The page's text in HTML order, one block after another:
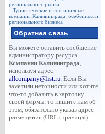
регионального рынка
Туристические и гостиничные
компании Калининграда: особенности
регионального бизнеса
Обратная связь
Вы можете оставить сообщение
администратору ресурса
Компании Калининграда,
используя адрес
allcompany@list.ru. Если Вы
заметили неточности или хотите
что-то добавить в карточку
своей фирмы, то пишите нам об
этом, обязательно указав адрес
размещения (URL страницы).